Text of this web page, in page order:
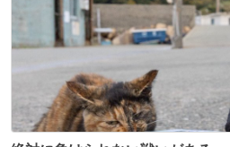
ト
数
数